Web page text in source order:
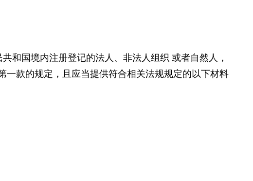
和国境内注册登记的法人、非法人组织 或者自然人，
一款的规定，且应当提供符合相关法规规定的以下材料